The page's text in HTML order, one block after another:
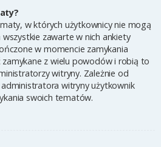
w których użytkownicy nie mogą
zawarte w nich ankiety
w momencie zamykania
z wielu powodów i robią to
witryny. Zależnie od
witryny użytkownik
swoich tematów.